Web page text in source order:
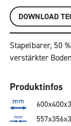
DOWNLOAD
Stapelbarer, 50
verstärkter
Produktinfos